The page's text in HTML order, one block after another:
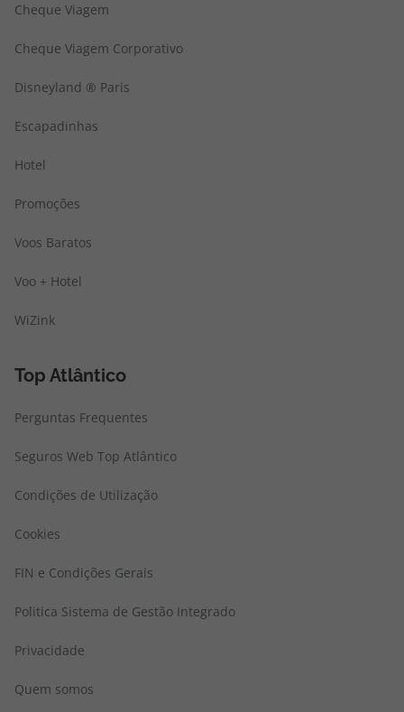
Cheque Viagem
Cheque Viagem Corporativo
Disneyland ® Paris
Escapadinhas
Hotel
Promoções
Voos Baratos
Voo + Hotel
WiZink
Top Atlântico
Perguntas Frequentes
Seguros Web Top Atlântico
Condições de Utilização
Cookies
FIN e Condições Gerais
Politica Sistema de Gestão Integrado
Privacidade
Quem somos